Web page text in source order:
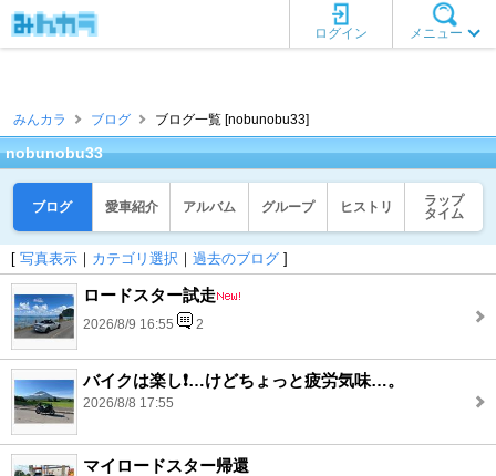
メニュー
ログイン
みんカラ ブログ ブログ一覧 [nobunobu33]
nobunobu33
ブログ 愛車紹介 アルバム グループ ヒストリ
ラップ
タイム
[ 写真表示 ｜ カテゴリ選択 ｜ 過去のブログ ]
ロードスター試走
2026/8/9 16:55 2
バイクは楽し❗️…けどちょっと疲労気味…。
2026/8/8 17:55
マイロードスター帰還